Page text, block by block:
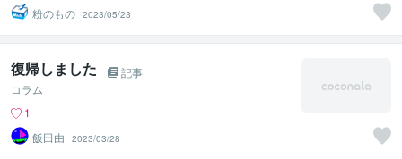
粉のもの 2023/05/23
復帰しました
記事
コラム
1
飯田由
2023/03/28